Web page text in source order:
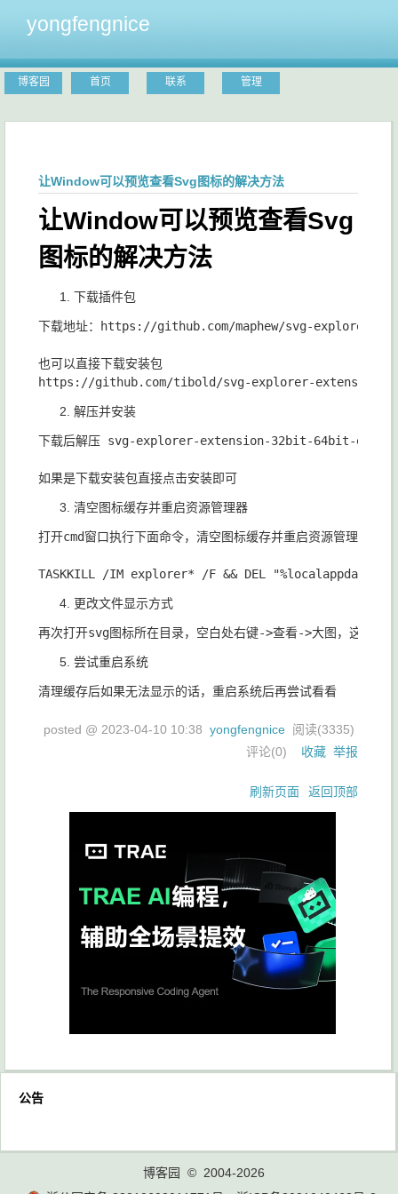
yongfengnice
博客园 首页 联系 管理
让Window可以预览查看Svg图标的解决方法
让Window可以预览查看Svg
图标的解决方法
下载插件包
下载地址：https://github.com/maphew/svg-explorer-
也可以直接下载安装包
解压并安装
下载后解压 svg-explorer-extension-32bit-64bit-
清空图标缓存并重启资源管理器
打开cmd窗口执行下面命令，清空图标缓存并重启资源管理器
更改文件显示方式
尝试重启系统
posted @ 2023-04-10 10:38 yongfengnice 阅读(3335)
评论(0) 收藏 举报
刷新页面 返回顶部
公告
博客园
© 2004-2026